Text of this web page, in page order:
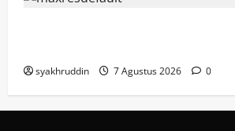
syakhruddin 7 Agustus 2026 0